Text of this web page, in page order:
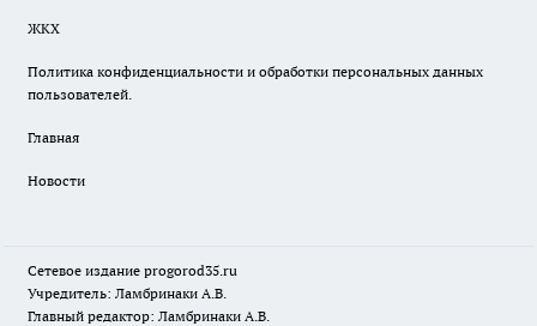
ЖКХ
Политика конфиденциальности и обработки персональных данных
пользователей.
Главная
Новости
Сетевое издание progorod35.ru
Учредитель: Ламбринаки А.В.
Главный редактор: Ламбринаки А.В.